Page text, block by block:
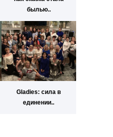
былью..
Gladies: сила в
единении..